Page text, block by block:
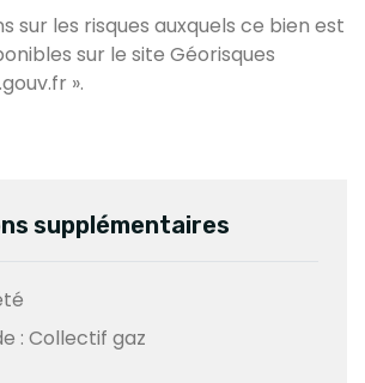
sur les risques auxquels ce bien est
sur le site Géorisques
».
supplémentaires
: Collectif gaz